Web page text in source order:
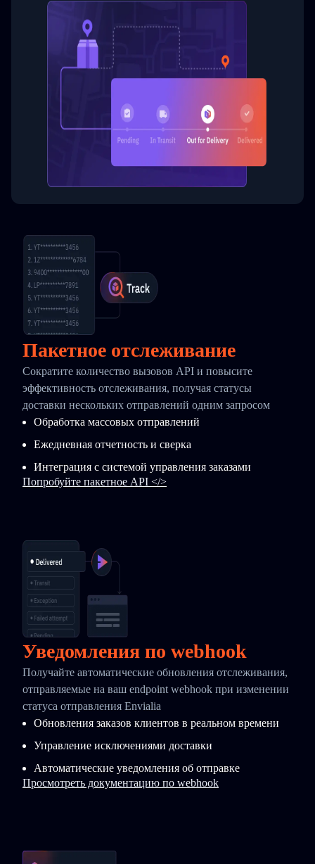
Пакетное отслеживание
Сократите количество вызовов API и повысите
эффективность отслеживания, получая статусы
доставки нескольких отправлений одним запросом
Обработка массовых отправлений
Ежедневная отчетность и сверка
Интеграция с системой управления заказами
Попробуйте пакетное API </>
Уведомления по webhook
Получайте автоматические обновления отслеживания,
отправляемые на ваш endpoint webhook при изменении
статуса отправления Envialia
Обновления заказов клиентов в реальном времени
Управление исключениями доставки
Автоматические уведомления об отправке
Просмотреть документацию по webhook